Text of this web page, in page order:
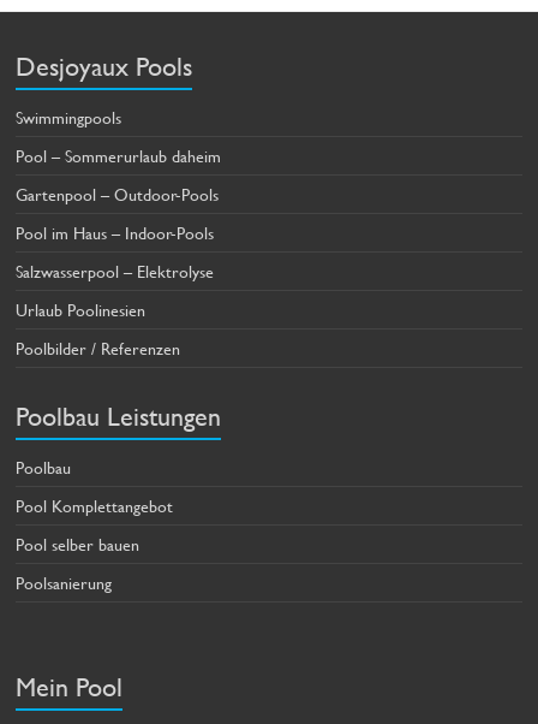
Desjoyaux Pools
Swimmingpools
Pool – Sommerurlaub daheim
Gartenpool – Outdoor-Pools
Pool im Haus – Indoor-Pools
Salzwasserpool – Elektrolyse
Urlaub Poolinesien
Poolbilder / Referenzen
Poolbau Leistungen
Poolbau
Pool Komplettangebot
Pool selber bauen
Poolsanierung
Mein Pool